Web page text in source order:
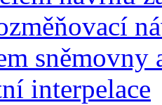
interpelace